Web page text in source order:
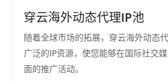
穿云海外动态代理IP池
随着全球市场的拓展，穿云海外动态
广泛的IP资源，使您能够在国际社交
面的推广活动。